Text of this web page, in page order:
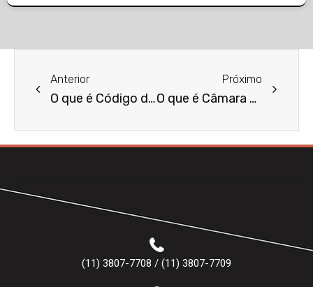
Anterior
O que é Código de Processo Penal?
Próximo
O que é Câmara Arbitral?
(11) 3807-7708 / (11) 3807-7709